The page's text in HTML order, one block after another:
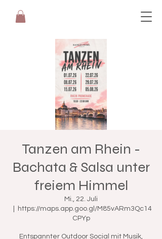
Tanzen am Rhein -
Bachata & Salsa unter
freiem Himmel
Mi., 22. Juli
https://maps.app.goo.gl/M85vARm3Qc14
CPYp
Entspannter Outdoor Social mit Musik,